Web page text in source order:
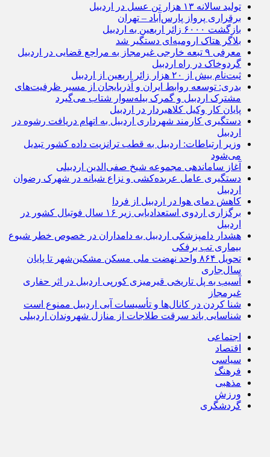
تولید سالانه ۱۳ هزار تن عسل در اردبیل
برقراری پرواز پارس‌آباد – تهران
بازگشت ۶۰۰۰ زائر اربعین به اردبیل
بلاگر هتاک ارومیه‌ای دستگیر شد
معرفی ۹ تبعه خارجی غیرمجاز به مراجع قضایی در اردبیل
گردوخاک در راه اردبیل
ثبت‌نام بیش از ۲۰ هزار زائر اربعین از اردبیل
بدری: توسعه روابط ایران و آذربایجان از مسیر ظرفیت‌های
مشترک اردبیل و گمرک بیله‌سوار شتاب می‌گیرد
پایان کار وکیل کلاهبردار در اردبیل
دستگیری کارمند شهرداری اردبیل به اتهام دریافت رشوه در
اردبیل
وزیر ارتباطات: اردبیل به قطب ترانزیت داده کشور تبدیل
می‌شود
آغاز ساماندهی مجموعه شیخ صفی‌الدین اردبیلی
دستگیری عامل عربده‌کشی و نزاع شبانه در شهرک رضوان
اردبیل
کاهش دمای هوا در اردبیل از فردا
برگزاری اردوی استعدادیابی زیر ۱۶ سال فوتبال کشور در
اردبیل
هشدار دامپزشکی اردبیل به دامداران در خصوص خطر شیوع
بیماری تب برفکی
تحویل ۸۶۴ واحد نهضت ملی مسکن مشکین‌شهر تا پایان
سال‌جاری
آسیب به پل تاریخی قیرمیزی کورپی اردبیل در اثر حفاری
غیرمجاز
شنا کردن در کانال‌ها و تأسیسات آبی اردبیل ممنوع است
شناسایی باند سرقت طلاجات از منازل شهروندان اردبیلی
اجتماعی
اقتصاد
سیاسی
فرهنگ
مذهبی
ورزش
گردشگری